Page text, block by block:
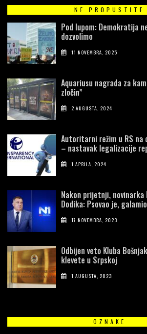
NE PROPUSTITE
Pod lupom: Demokratija
dozvolimo
11 NOVEMBRA, 2025
Aquariusu nagrada za
zločin”
2 AUGUSTA, 2024
Autoritarni režim u RS
– nastavak legalizacije
1 APRILA, 2024
Nakon prijetnji, novinarka
Dodika: Psovao je,
17 NOVEMBRA, 2023
Odbijen veto Kluba
klevete u Srpskoj
1 AUGUSTA, 2023
OZNAKE